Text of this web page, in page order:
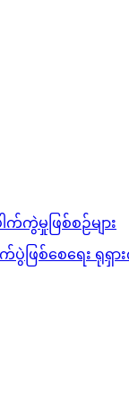
ကွဲမှုဖြစ်စဉ်များ
ဖြစ်စေရေး ရုရှ